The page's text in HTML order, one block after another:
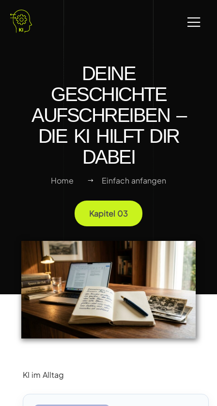
DEINE
GESCHICHTE
AUFSCHREIBEN –
DIE KI HILFT DIR
DABEI
Home Einfach anfangen
Kapitel 03
KI im Alltag